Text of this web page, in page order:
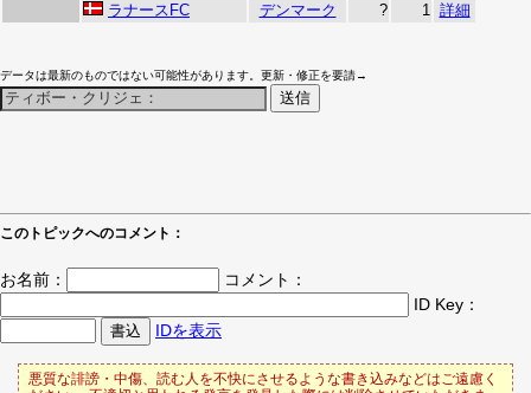
ラナースFC
デンマーク ? 1 詳細
データは最新のものではない可能性があります。更新・修正を要請→
このトピックへのコメント：
お名前：
コメント：
ID Key：
IDを表示
悪質な誹謗・中傷、読む人を不快にさせるような書き込みなどはご遠慮く